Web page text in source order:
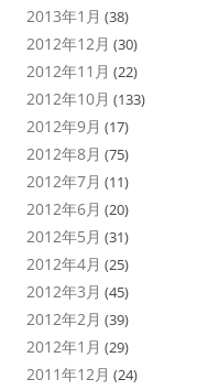
2013年1月 (38)
2012年12月 (30)
2012年11月 (22)
2012年10月 (133)
2012年9月 (17)
2012年8月 (75)
2012年7月 (11)
2012年6月 (20)
2012年5月 (31)
2012年4月 (25)
2012年3月 (45)
2012年2月 (39)
2012年1月 (29)
2011年12月 (24)